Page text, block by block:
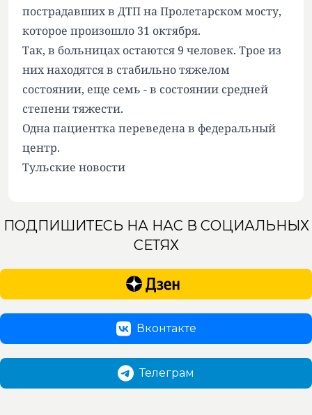
пострадавших в ДТП на Пролетарском мосту,
которое произошло 31 октября.
Так, в больницах остаются 9 человек. Трое из
них находятся в стабильно тяжелом
состоянии, еще семь - в состоянии средней
степени тяжести.
Одна пациентка переведена в федеральный
центр.
Тульские новости
ПОДПИШИТЕСЬ НА НАС В СОЦИАЛЬНЫХ
СЕТЯХ
Вконтакте
Телеграм